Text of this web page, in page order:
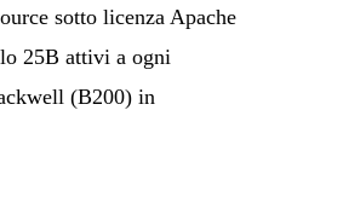
sotto licenza Apache
25B attivi a ogni
(B200) in